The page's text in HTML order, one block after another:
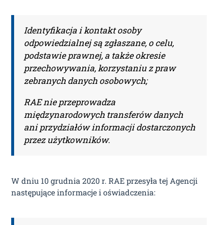
Adres firmy:
Kod Pocztowy:
Miasto:
Administratorem Pani/Pana danych osobowych jest
17, tel: (+48) 721 621 299, email:kontakt@judykatura.pl.
Dane osobowe będą przetwarzane w celu realizacji
dostępu do serwisu. Każdej osobie przysługuje prawo
Identyfikacja i kontakt osoby
odpowiedzialnej są zgłaszane, o celu,
podstawie prawnej, a także okresie
przechowywania, korzystaniu z praw
zebranych danych osobowych;
RAE nie przeprowadza
międzynarodowych transferów danych
ani przydziałów informacji dostarczonych
przez użytkowników.
W dniu 10 grudnia 2020 r. RAE przesyła tej Agencji
następujące informacje i oświadczenia: